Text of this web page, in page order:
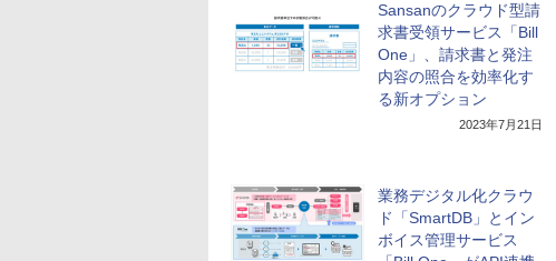
Sansanのクラウド型請
求書受領サービス「Bill
One」、請求書と発注
内容の照合を効率化す
る新オプション
2023年7月21日
業務デジタル化クラウ
ド「SmartDB」とイン
ボイス管理サービス